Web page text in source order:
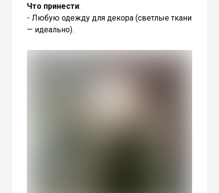
Что принести:
- Любую одежду для декора (светлые ткани
— идеально).